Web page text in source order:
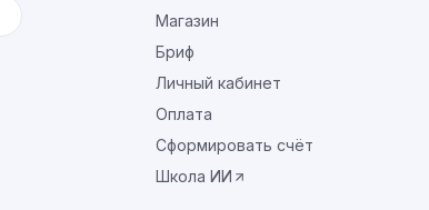
Магазин
Бриф
Личный кабинет
Оплата
Сформировать счёт
Школа ИИ